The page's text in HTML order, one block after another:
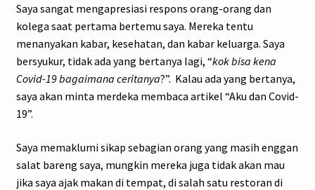
Saya sangat mengapresiasi respons orang-orang dan
kolega saat pertama bertemu saya. Mereka tentu
menanyakan kabar, kesehatan, dan kabar keluarga. Saya
bersyukur, tidak ada yang bertanya lagi, “kok bisa kena
Covid-19 bagaimana ceritanya?”. Kalau ada yang bertanya,
saya akan minta merdeka membaca artikel “Aku dan Covid-
19”.
Saya memaklumi sikap sebagian orang yang masih enggan
salat bareng saya, mungkin mereka juga tidak akan mau
jika saya ajak makan di tempat, di salah satu restoran di